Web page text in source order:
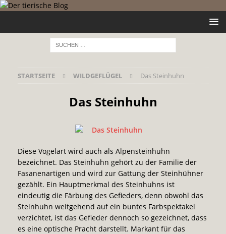
STARTSEITE WILDGEFLÜGEL Das Steinhuhn
Das Steinhuhn
Diese Vogelart wird auch als Alpensteinhuhn
bezeichnet. Das Steinhuhn gehört zu der Familie der
Fasanenartigen und wird zur Gattung der Steinhühner
gezählt. Ein Hauptmerkmal des Steinhuhns ist
eindeutig die Färbung des Gefieders, denn obwohl das
Steinhuhn weitgehend auf ein buntes Farbspektakel
verzichtet, ist das Gefieder dennoch so gezeichnet, dass
es eine optische Pracht darstellt. Markant für das